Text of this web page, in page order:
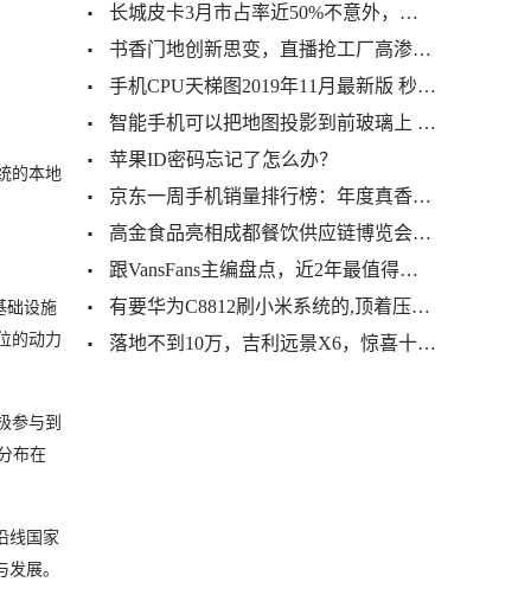
的本地
础设施
的动力
参与到
布在
线国家
展。
长城皮卡3月市占率近50%不意外，面对疫情的选择成关键
书香门地创新思变，直播抢工厂高渗透裂变，开辟营销新通路
手机CPU天梯图2019年11月最新版 秒懂十一月手机处理器性能排名
智能手机可以把地图投影到前玻璃上 你知道怎么弄吗？
苹果ID密码忘记了怎么办？
京东一周手机销量排行榜：年度真香机独占鳌头
高金食品亮相成都餐饮供应链博览会，带来丰盛味觉享受！
跟VansFans主编盘点，近2年最值得入手的10双Vans
有要华为C8812刷小米系统的,顶着压力再发个包
落地不到10万，吉利远景X6，惊喜十足的国产紧凑级SUV